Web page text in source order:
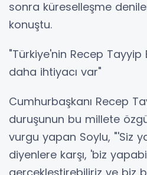
sonra küreselleşme
konuştu.
"Türkiye'nin Recep Tayyip
daha ihtiyacı var"
Cumhurbaşkanı Recep
duruşunun bu millete
vurgu yapan Soylu, "'Siz
diyenlere karşı, 'biz